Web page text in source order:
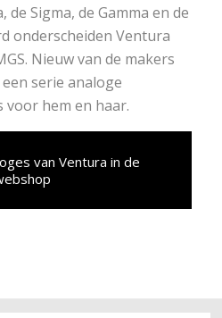
de Sigma, de Gamma en de
onderscheiden Ventura
Nieuw van de makers
serie analoge
voor hem en haar.
van Ventura in de